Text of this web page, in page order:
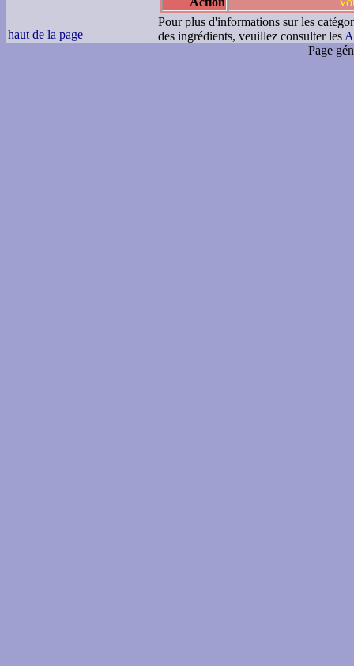
haut de la page
Pour plus d'informations sur les
des ingrédients, veuillez consulter les
Page